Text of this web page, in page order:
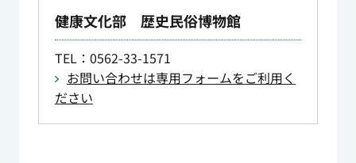
健康文化部 歴史民俗博物館
TEL：0562-33-1571
お問い合わせは専用フォームをご利用く
ださい